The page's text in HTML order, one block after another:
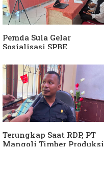
Pemda Sula Gelar
Sosialisasi SPBE
Terungkap Saat RDP, PT
Mangoli Timber Produksi